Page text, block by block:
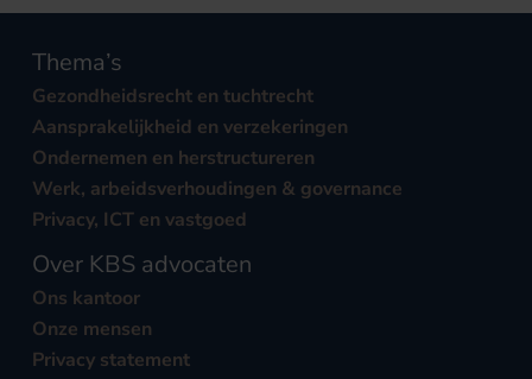
Thema’s
Gezondheidsrecht en tuchtrecht
Aansprakelijkheid en verzekeringen
Ondernemen en herstructureren
Werk, arbeidsverhoudingen & governance
Privacy, ICT en vastgoed
Over KBS advocaten
Ons kantoor
Onze mensen
Privacy statement